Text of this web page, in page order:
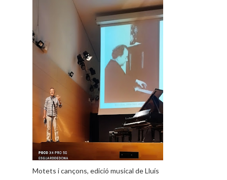
Motets i cançons, edició musical de Lluís